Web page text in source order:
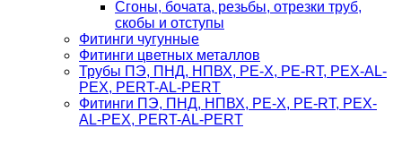
Сгоны, бочата, резьбы, отрезки труб,
скобы и отступы
Фитинги чугунные
Фитинги цветных металлов
Трубы ПЭ, ПНД, НПВХ, PE-X, PE-RT, PEX-AL-
PEX, PERT-AL-PERT
Фитинги ПЭ, ПНД, НПВХ, PE-X, PE-RT, PEX-
AL-PEX, PERT-AL-PERT